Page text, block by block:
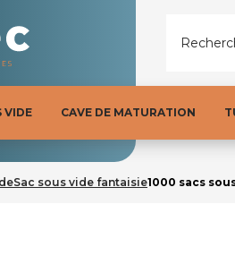
VIDE CAVE DE MATURATION
Sac sous vide fantaisie1000 sacs